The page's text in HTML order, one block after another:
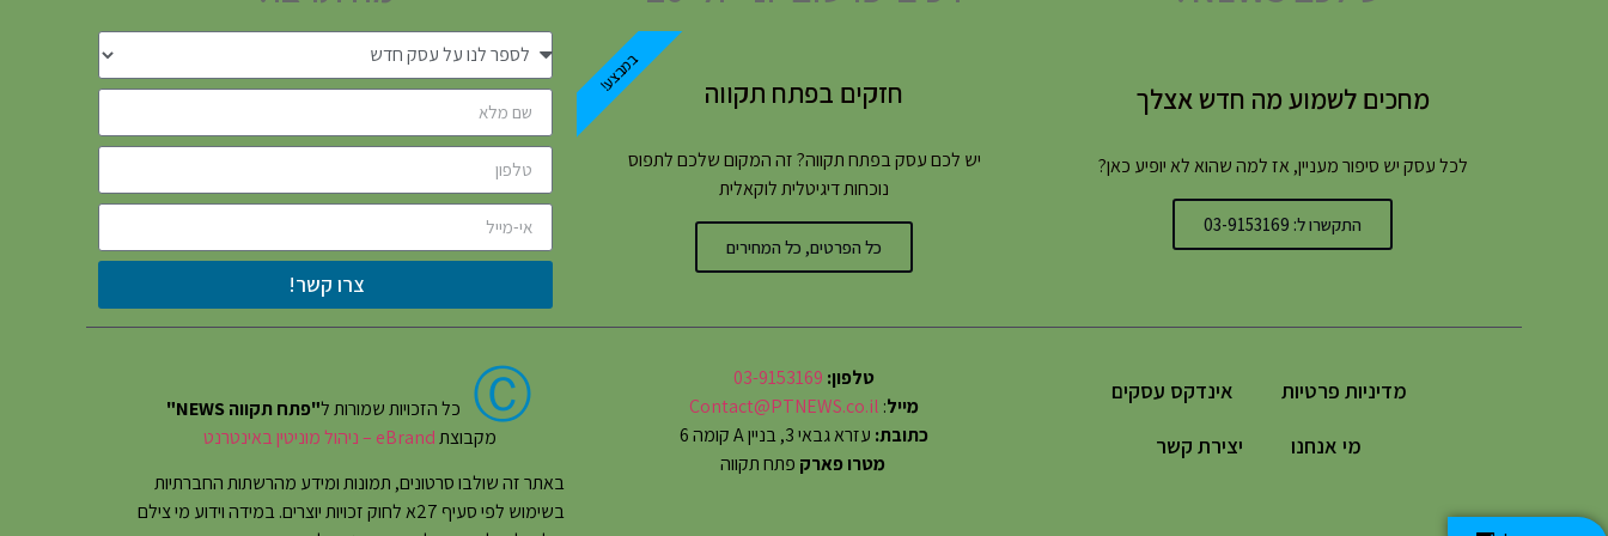
מחכים לשמוע מה חדש אצלך
לכל עסק יש סיפור מעניין, אז למה שהוא לא יופיע כאן?
התקשרו ל: 03-9153169
חזקים בפתח תקווה
יש לכם עסק בפתח תקווה? זה המקום שלכם לתפוס
נוכחות דיגיטלית לוקאלית
כל הפרטים, כל המחירים
במבצע!
צרו קשר!
מדיניות פרטיות
אינדקס עסקים
מי אנחנו
יצירת קשר
טלפון: 03-9153169
מייל:
Contact@PTNEWS.co.il
כתובת: עזרא גבאי 3, בניין A קומה 6
מטרו פארק פתח תקווה
Ⓒ כל הזכויות שמורות ל"פתח תקווה NEWS"
מקבוצתeBrand – ניהול מוניטין באינטרנט
באתר זה שולבו סרטונים, תמונות ומידע מהרשתות החברתיות
בשימוש לפי סעיף 27א לחוק זכויות יוצרים. במידה וידוע מי צילם